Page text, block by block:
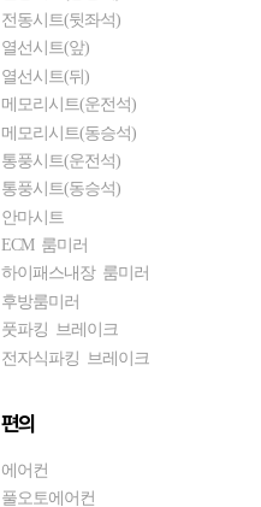
전동시트(뒷좌석)
열선시트(앞)
열선시트(뒤)
메모리시트(운전석)
메모리시트(동승석)
통풍시트(운전석)
통풍시트(동승석)
안마시트
ECM 룸미러
하이패스내장 룸미러
후방룸미러
풋파킹 브레이크
전자식파킹 브레이크
편의
에어컨
풀오토에어컨